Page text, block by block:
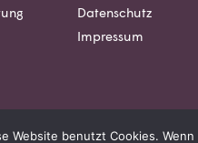
Datenschutz
Impressum
Website benutzt Cookies.